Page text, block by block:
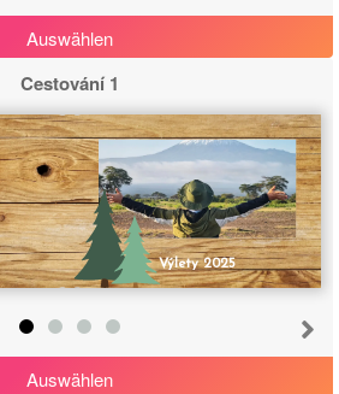
Auswählen
Cestování 1
Výlety 2025
Auswählen